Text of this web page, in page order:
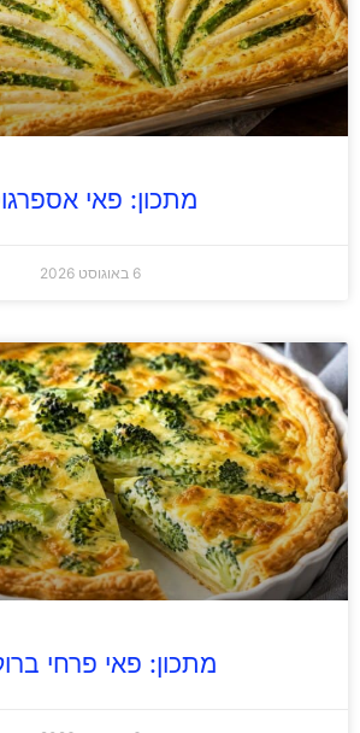
מתכון: פאי
6 באוגוסט 2026
מתכון: פאי פרחי